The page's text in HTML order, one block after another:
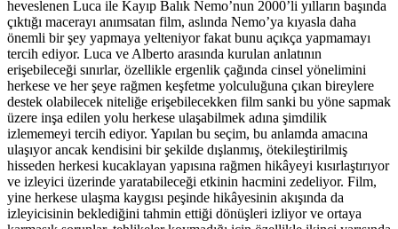
heveslenen Luca ile Kayıp Balık Nemo’nun 2000’li yılların başında
çıktığı macerayı anımsatan film, aslında Nemo’ya kıyasla daha
önemli bir şey yapmaya yelteniyor fakat bunu açıkça yapmamayı
tercih ediyor. Luca ve Alberto arasında kurulan anlatının
erişebileceği sınırlar, özellikle ergenlik çağında cinsel yönelimini
herkese ve her şeye rağmen keşfetme yolculuğuna çıkan bireylere
destek olabilecek niteliğe erişebilecekken film sanki bu yöne sapmak
üzere inşa edilen yolu herkese ulaşabilmek adına şimdilik
izlememeyi tercih ediyor. Yapılan bu seçim, bu anlamda amacına
ulaşıyor ancak kendisini bir şekilde dışlanmış, ötekileştirilmiş
hisseden herkesi kucaklayan yapısına rağmen hikâyeyi kısırlaştırıyor
ve izleyici üzerinde yaratabileceği etkinin hacmini zedeliyor. Film,
yine herkese ulaşma kaygısı peşinde hikâyesinin akışında da
izleyicisinin beklediğini tahmin ettiği dönüşleri izliyor ve ortaya